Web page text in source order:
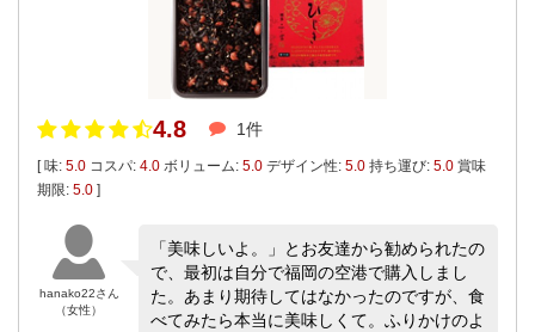
4.8 1件
[ 味: 5.0 コスパ: 4.0 ボリューム: 5.0 デザイン性: 5.0 持ち運び: 5.0 賞味
期限: 5.0 ]
hanako22さん
（女性）
「美味しいよ。」とお友達から勧められたの
で、最初は自分で福岡の空港で購入しまし
た。あまり期待してはなかったのですが、食
べてみたら本当に美味しくて。ふりかけのよ